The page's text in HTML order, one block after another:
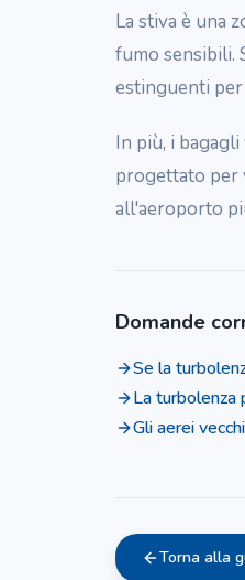
La stiva è una
fumo sensibili.
estinguenti per
In più, i
progettato per
all'aeroporto
Domande
Se la
La turbolenza
Gli aerei
Torna alla